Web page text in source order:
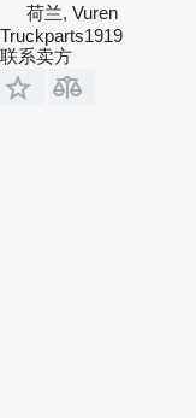
荷兰, Vuren
Truckparts1919
联系卖方